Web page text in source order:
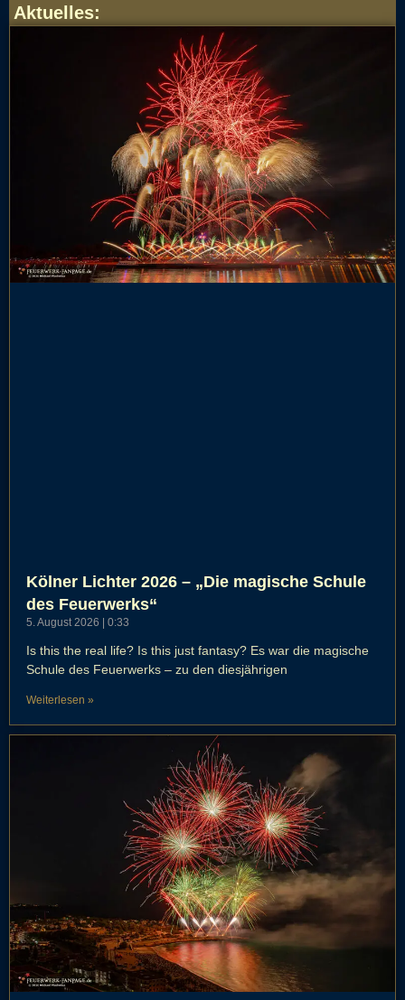
Aktuelles:
Kölner Lichter 2026 – „Die magische Schule
des Feuerwerks“
5. August 2026 0:33
Is this the real life? Is this just fantasy? Es war die magische
Schule des Feuerwerks – zu den diesjährigen
Weiterlesen »